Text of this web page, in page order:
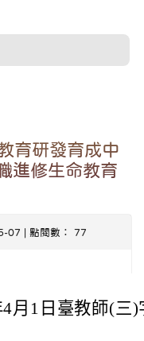
育研發育成中
進修生命教育
07 | 點閱數： 77
月1日臺教師(三